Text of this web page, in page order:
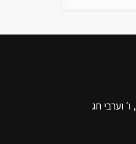
שעות פתיחה: א-ה 09:00-19:00, ו׳ וערבי חג